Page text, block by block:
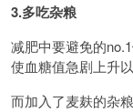
3.多吃杂粮
减肥中要避免的
使血糖值急剧上升
而加入了麦麸的杂